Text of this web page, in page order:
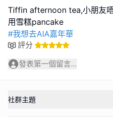
Tiffin afternoon tea,小朋友
#我想去AIA嘉年華
評分
發表第一個留言...
社群主題